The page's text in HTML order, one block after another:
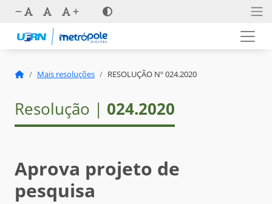
Mais resoluções RESOLUÇÃO Nº 024.2020
Resolução | 024.2020
Aprova projeto de
pesquisa